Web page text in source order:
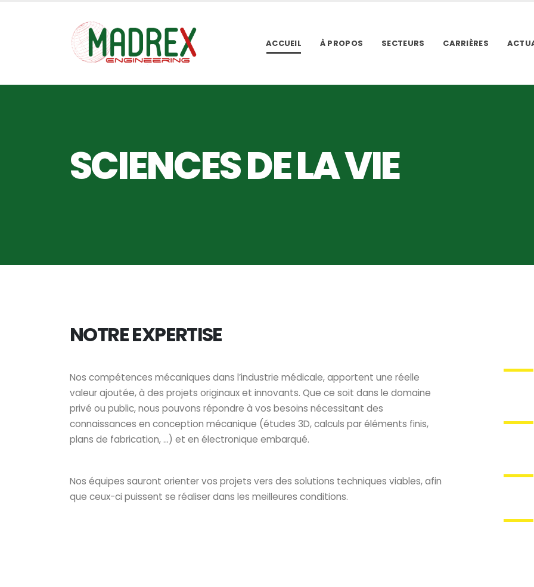
ACCUEIL À PROPOS SECTEURS CARRIÈRES
SCIENCES DE LA VIE
NOTRE EXPERTISE
Nos compétences mécaniques dans l’industrie médicale, apportent une réelle
valeur ajoutée, à des projets originaux et innovants. Que ce soit dans le domaine
privé ou public, nous pouvons répondre à vos besoins nécessitant des
connaissances en conception mécanique (études 3D, calculs par éléments finis,
plans de fabrication, …) et en électronique embarqué.
Nos équipes sauront orienter vos projets vers des solutions techniques viables, afin
que ceux-ci puissent se réaliser dans les meilleures conditions.